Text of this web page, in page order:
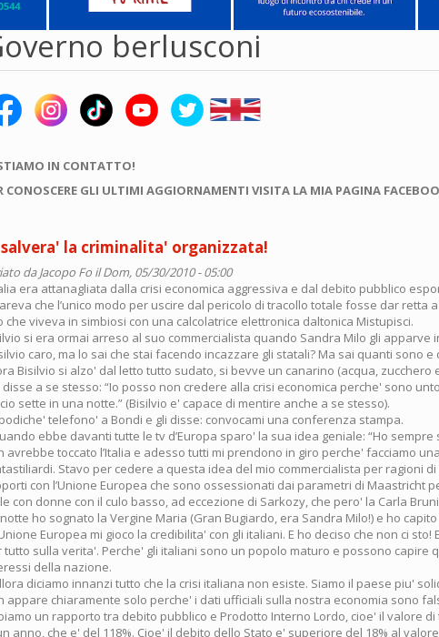
berlusconi
IN CONTATTO!
CONOSCERE GLI ULTIMI AGGIORNAMENTI VISITA LA MIA PAGINA
salvera' la criminalita' organizzata!
daJacopo Fo il Dom, 05/30/2010 - 05:00
era attanagliata dalla crisi economica aggressiva e dal debito pubblico
che l’unico modo per uscire dal pericolo di tracollo totale fosse dar retta
che viveva in simbiosi con una calcolatrice elettronica daltonica Mistupisci.
si era ormai arreso al suo commercialista quando Sandra Milo gli apparve
caro, ma lo sai che stai facendo incazzare gli statali? Ma sai quanti sono
Bisilvio si alzo' dal letto tutto sudato, si bevve un canarino (acqua, zucchero
disse a se stesso: “Io posso non credere alla crisi economica perche' sono
sette in una notte.” (Bisilvio e' capace di mentire anche a se stesso).
telefono' a Bondi e gli disse: convocami una conferenza stampa.
ebbe davanti tutte le tv d’Europa sparo' la sua idea geniale: “Ho
avrebbe toccato l’Italia e adesso tutti mi prendono in giro perche' facciamo
Stavo per cedere a questa idea del mio commercialista per ragioni
con l’Unione Europea che sono ossessionati dai parametri di Maastricht
con donne con il culo basso, ad eccezione di Sarkozy, che pero' la Carla
ho sognato la Vergine Maria (Gran Bugiardo, era Sandra Milo!) e ho
Europea mi gioco la credibilita' con gli italiani. E ho deciso che non ci sto!
tutto sulla verita'. Perche' gli italiani sono un popolo maturo e possono capire
della nazione.
diciamo innanzi tutto che la crisi italiana non esiste. Siamo il paese piu'
appare chiaramente solo perche' i dati ufficiali sulla nostra economia sono
un rapporto tra debito pubblico e Prodotto Interno Lordo, cioe' il valore
anno, che e' del 118%. Cioe' il debito dello Stato e' superiore del 18% al